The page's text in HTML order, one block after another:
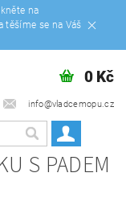
na
těšíme se na Váš
info@vladcemopu.cz
0 Kč
S PADEM